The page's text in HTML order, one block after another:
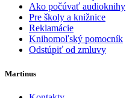
Ako počúvať audioknihy
Pre školy a knižnice
Reklamácie
Knihomoľský pomocník
Odstúpiť od zmluvy
Martinus